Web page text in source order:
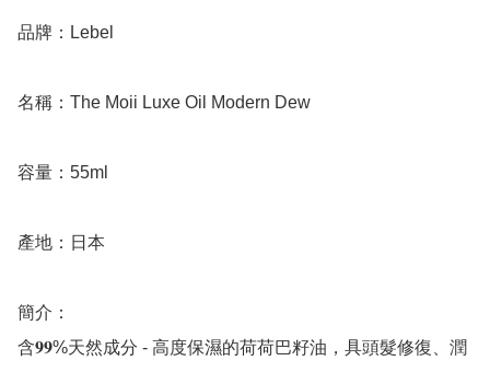
品牌：Lebel
名稱：The Moii Luxe Oil Modern Dew
容量：55ml
產地：日本
簡介：
含𝟗𝟗%天然成分 - 高度保濕的荷荷巴籽油，具頭髮修復、潤